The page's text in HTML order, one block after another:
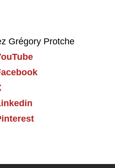
Grégory Protche